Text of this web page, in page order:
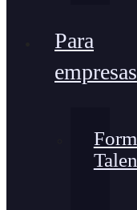
Para
empresas